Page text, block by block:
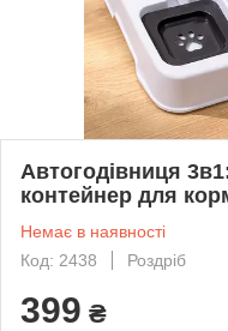
Автогодівниця
контейнер для
Немає в наявності
Код: 2438
Роздріб
399 ₴